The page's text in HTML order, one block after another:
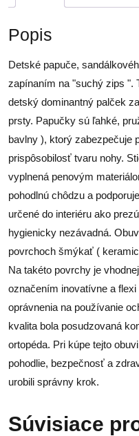
Popis
Detské papuče,
zapínaním na "suchý zips ".
detský dominantný palček
prsty. Papučky sú ľahké,
bavlny ), ktorý zabezpečuje
prispôsobilosť tvaru nohy.
vyplnená penovým
pohodlnú chôdzu a
určené do interiéru ako
hygienicky nezávadná.
povrchoch šmýkať (
Na takéto povrchy je
označením inovatívne a
oprávnenia na používanie
kvalita bola posudzovaná
ortopéda. Pri kúpe tejto
pohodlie, bezpečnosť a
urobili správny krok.
Súvisiace